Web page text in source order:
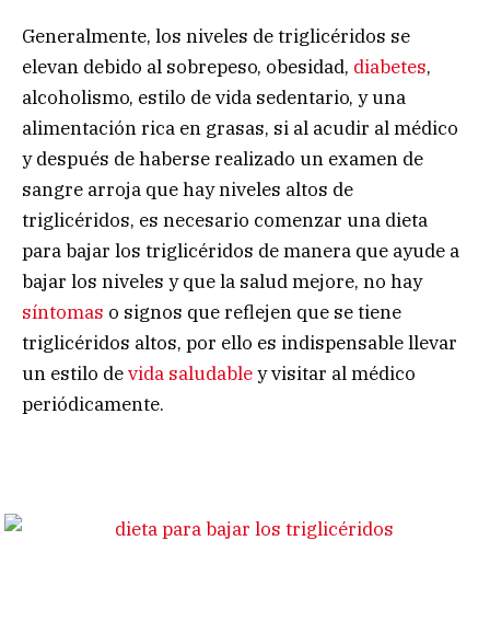
Generalmente, los niveles de triglicéridos se
elevan debido al sobrepeso, obesidad, diabetes,
alcoholismo, estilo de vida sedentario, y una
alimentación rica en grasas, si al acudir al médico
y después de haberse realizado un examen de
sangre arroja que hay niveles altos de
triglicéridos, es necesario comenzar una dieta
para bajar los triglicéridos de manera que ayude a
bajar los niveles y que la salud mejore, no hay
síntomas o signos que reflejen que se tiene
triglicéridos altos, por ello es indispensable llevar
un estilo devida saludabley visitar al médico
periódicamente.